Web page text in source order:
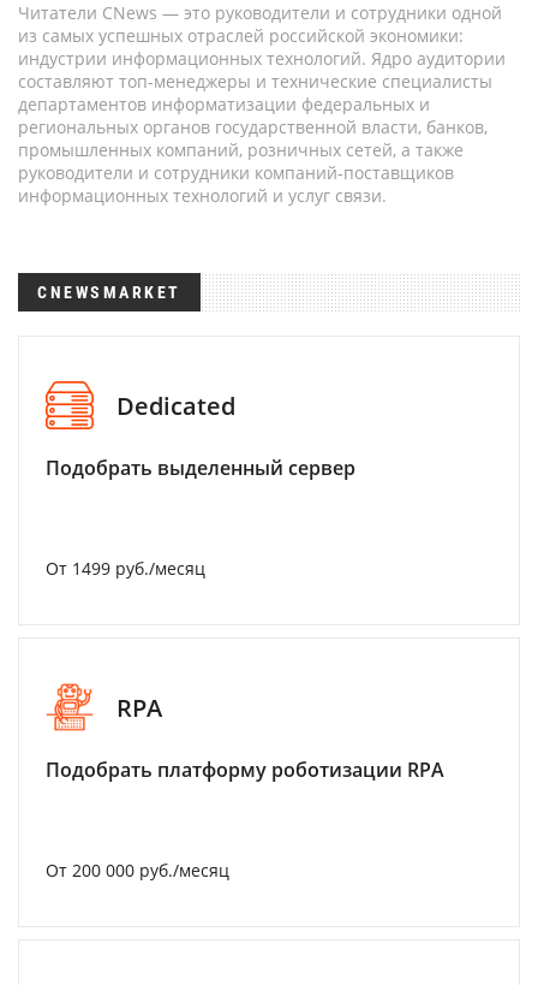
Читатели CNews — это руководители и сотрудники одной
из самых успешных отраслей российской экономики:
индустрии информационных технологий. Ядро аудитории
составляют топ-менеджеры и технические специалисты
департаментов информатизации федеральных и
региональных органов государственной власти, банков,
промышленных компаний, розничных сетей, а также
руководители и сотрудники компаний-поставщиков
информационных технологий и услуг связи.
CNEWSMARKET
Dedicated
Подобрать выделенный сервер
От 1499 руб./месяц
RPA
Подобрать платформу роботизации RPA
От 200 000 руб./месяц